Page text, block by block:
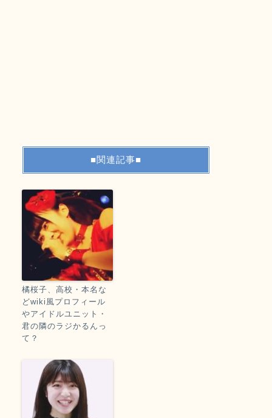
■関連記事■
橘桜子、高校・本名な
どwiki風プロフィール
やアイドルユニット・
君の隣のラジかるんっ
て？